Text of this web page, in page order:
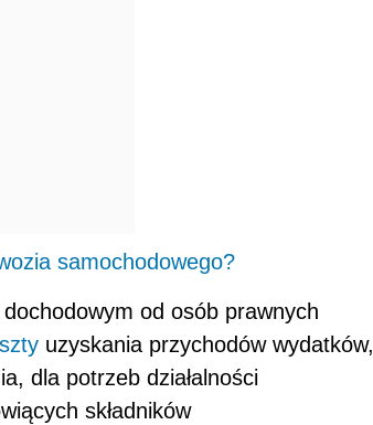
samochodowego?
od osób prawnych
uzyskania przychodów wydatków,
dla potrzeb działalności
składników